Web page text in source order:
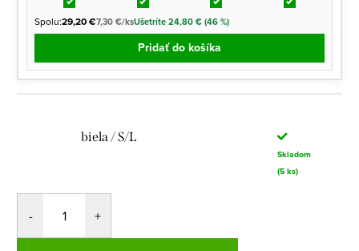
Spolu:29,20 €7,30 €/ksUšetríte 24,80 € (46 %)
Pridať do košíka
biela / S/L
Skladom
(5 ks)